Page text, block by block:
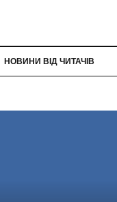
НОВИНИ ВІД ЧИТАЧІВ